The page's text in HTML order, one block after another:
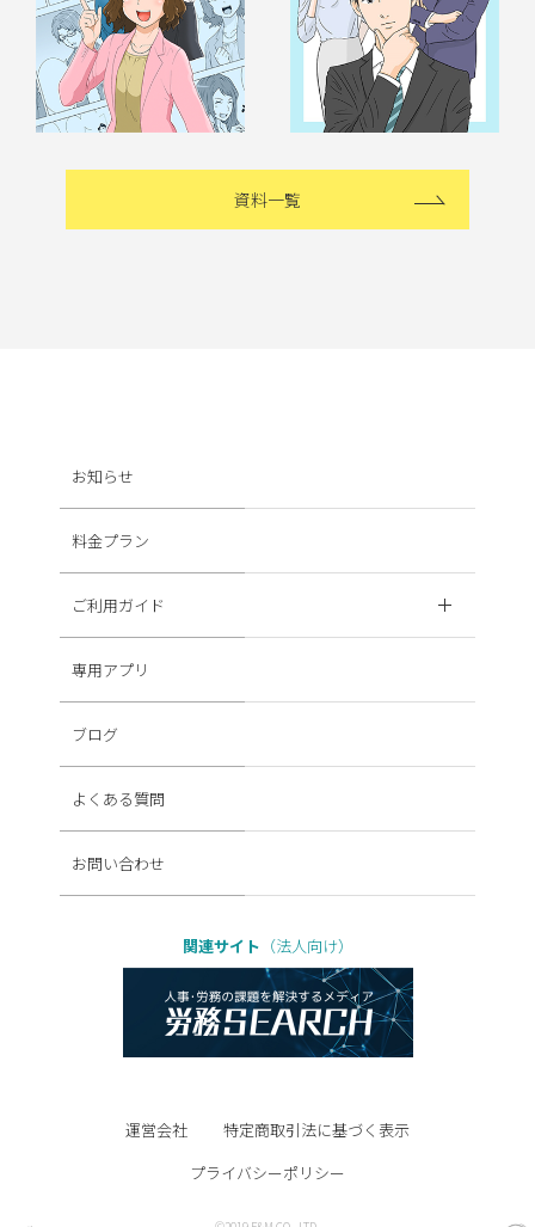
資料一覧
お知らせ
料金プラン
ご利用ガイド
専用アプリ
ブログ
よくある質問
お問い合わせ
関連サイト （法人向け）
運営会社
特定商取引法に基づく表示
プライバシーポリシー